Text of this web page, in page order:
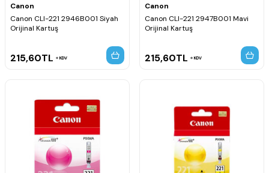
Canon
Canon CLI-221 2946B001 Siyah
Orijinal Kartuş
215,60TL KDV
Canon
Canon CLI-221 2947B001 Mavi
Orijinal Kartuş
215,60TL KDV